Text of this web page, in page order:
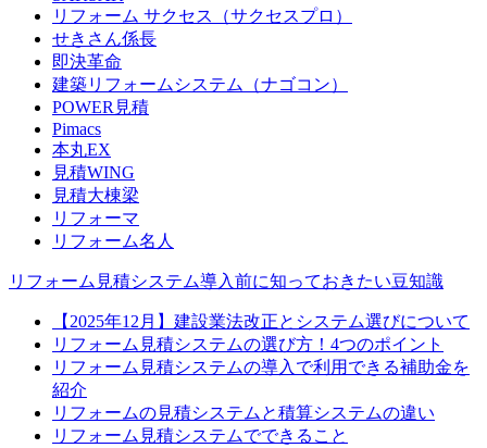
リフォーム サクセス（サクセスプロ）
せきさん係長
即決革命
建築リフォームシステム（ナゴコン）
POWER見積
Pimacs
本丸EX
見積WING
見積大棟梁
リフォーマ
リフォーム名人
リフォーム見積システム導入前に知っておきたい豆知識
【2025年12月】建設業法改正とシステム選びについて
リフォーム見積システムの選び方！4つのポイント
リフォーム見積システムの導入で利用できる補助金を
紹介
リフォームの見積システムと積算システムの違い
リフォーム見積システムでできること